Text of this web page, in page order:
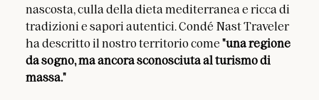
nascosta, culla della dieta mediterranea e ricca di
tradizioni e sapori autentici. Condé Nast Traveler
ha descritto il nostro territorio come "una regione
da sogno, ma ancora sconosciuta al turismo di
massa."